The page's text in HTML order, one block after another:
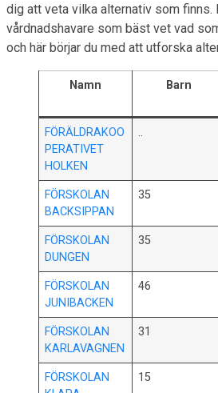
dig att veta vilka alternativ som finns.
vårdnadshavare som bäst vet vad
och här börjar du med att utforska
Namn Barn
FÖRÄLDRAKOO
PERATIVET
HOLKEN
..
FÖRSKOLAN
BACKSIPPAN
35
FÖRSKOLAN
DUNGEN
35
FÖRSKOLAN
JUNIBACKEN
46
FÖRSKOLAN
KARLAVAGNEN
31
FÖRSKOLAN
15